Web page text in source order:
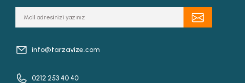
info@tarzavize.com
0212 253 40 40